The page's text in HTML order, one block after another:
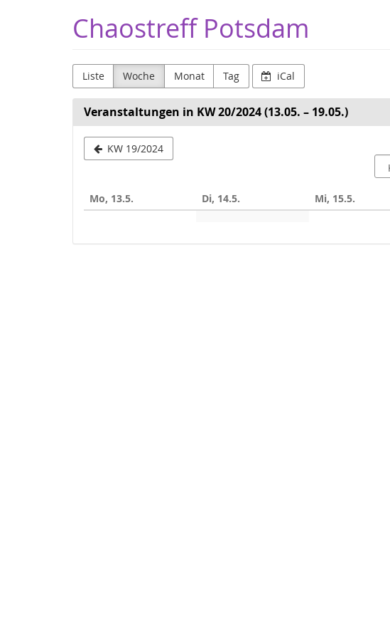
Chaostreff Potsdam
Liste Woche Monat Tag iCal
Veranstaltungen in KW 20/2024 (13.05. – 19.05.)
KW 19/2024
auswählen
Mo, 13.5. Di, 14.5. Mi, 15.5.